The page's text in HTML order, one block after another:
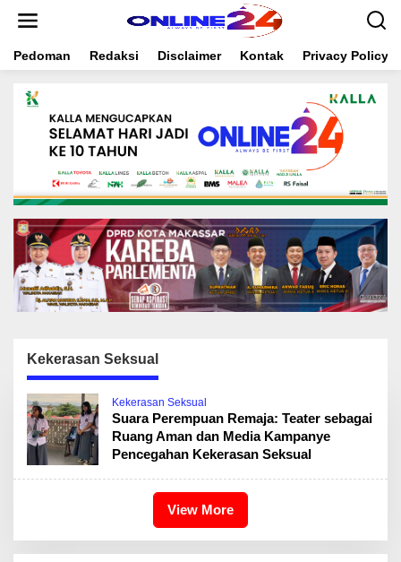
t
Pedoman Redaksi Disclaimer Kontak Privacy Policy
Kekerasan Seksual
Kekerasan Seksual
Suara Perempuan Remaja: Teater sebagai
Ruang Aman dan Media Kampanye
Pencegahan Kekerasan Seksual
View More